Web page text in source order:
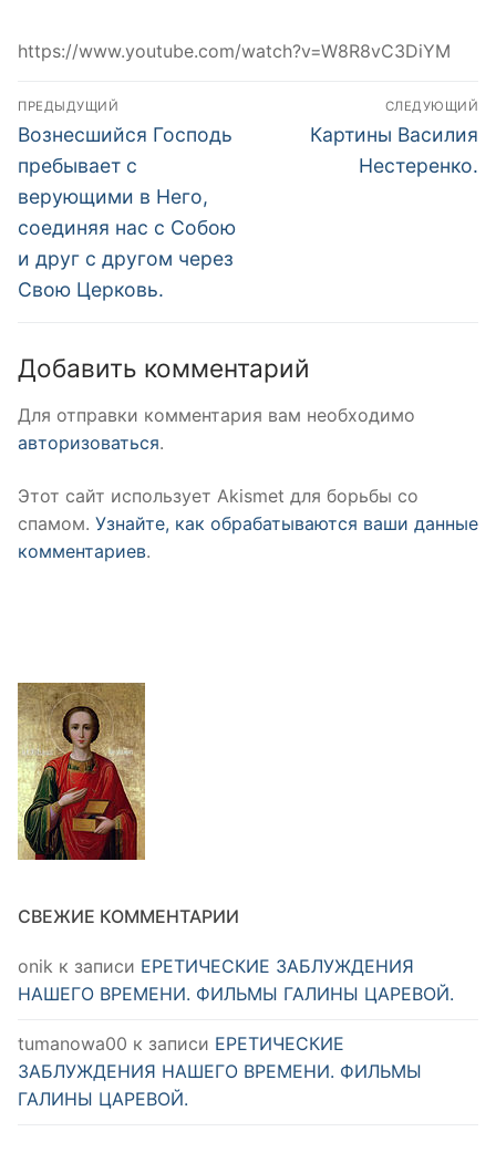
https://www.youtube.com/watch?v=W8R8vC3DiYM
Навигация
по
записям
ПРЕДЫДУЩИЙ
Предыдущая
запись:
Вознесшийся Господь
пребывает с
верующими в Него,
соединяя нас с Собою
и друг с другом через
Свою Церковь.
СЛЕДУЮЩИЙ
Следующая
запись:
Картины Василия
Нестеренко.
Добавить комментарий
Для отправки комментария вам необходимо
авторизоваться.
Этот сайт использует Akismet для борьбы со
спамом. Узнайте, как обрабатываются ваши данные
комментариев.
СВЕЖИЕ КОММЕНТАРИИ
onik к записи ЕРЕТИЧЕСКИЕ ЗАБЛУЖДЕНИЯ
НАШЕГО ВРЕМЕНИ. ФИЛЬМЫ ГАЛИНЫ ЦАРЕВОЙ.
tumanowa00 к записи ЕРЕТИЧЕСКИЕ
ЗАБЛУЖДЕНИЯ НАШЕГО ВРЕМЕНИ. ФИЛЬМЫ
ГАЛИНЫ ЦАРЕВОЙ.